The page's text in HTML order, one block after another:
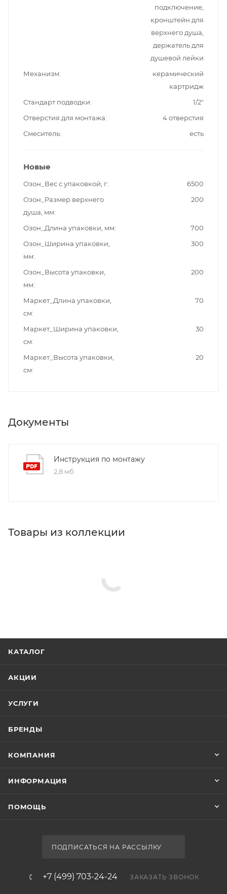
подключение,
кронштейн для
верхнего душа,
держатель для
душевой лейки
Механизм
керамический
картридж
Стандарт подводки
1/2"
Отверстия для монтажа
4 отверстия
Смеситель
есть
Новые
Озон_Вес с упаковкой, г
6500
Озон_Размер верхнего
душа, мм
200
Озон_Длина упаковки, мм
700
Озон_Ширина упаковки,
мм
300
Озон_Высота упаковки,
мм
200
Маркет_Длина упаковки,
см
70
Маркет_Ширина упаковки,
см
30
Маркет_Высота упаковки,
см
20
Документы
Инструкция по монтажу
2,8 мб
Товары из коллекции
Ножки/каркасы для ванн
Душевые комплекты
Aquanet
00-01228931
Light
Россия
1 год
Экран для ванны
современный
Глубина, см
Форма